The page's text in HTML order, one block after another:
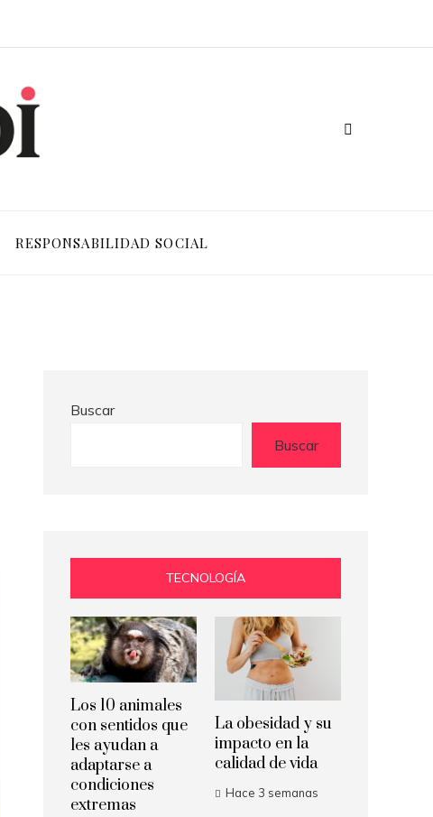
RESPONSABILIDAD SOCIAL
Buscar
Buscar
TECNOLOGÍA
Los 10 animales
con sentidos que
les ayudan a
adaptarse a
condiciones
extremas
La obesidad y su
impacto en la
calidad de vida
Hace 3 semanas